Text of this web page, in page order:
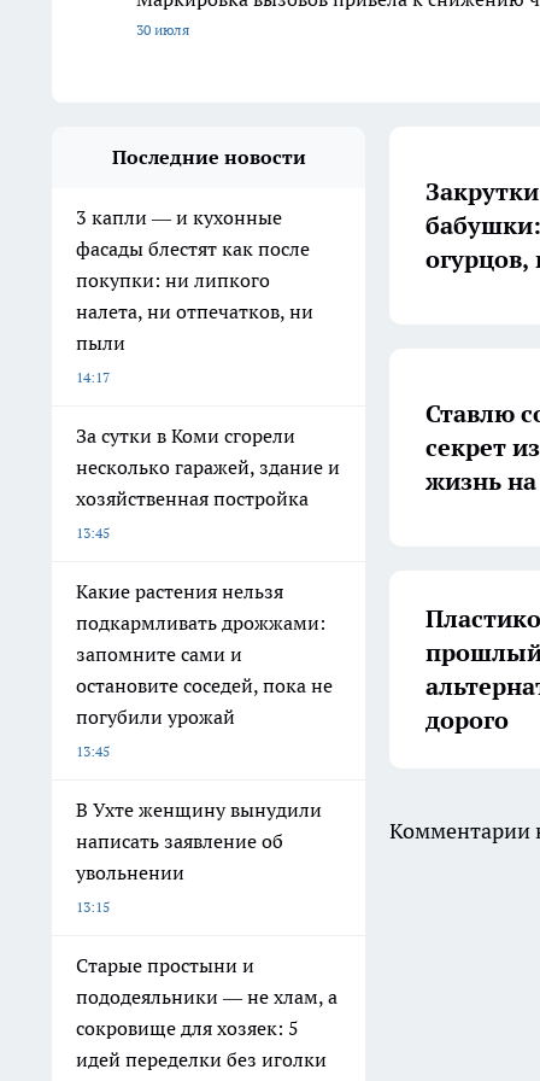
30 июля
Последние новости
3 капли — и кухонные
фасады блестят как после
покупки: ни липкого
налета, ни отпечатков, ни
пыли
14:17
За сутки в Коми сгорели
несколько гаражей, здание и
хозяйственная постройка
13:45
Какие растения нельзя
подкармливать дрожжами:
запомните сами и
остановите соседей, пока не
погубили урожай
13:45
В Ухте женщину вынудили
написать заявление об
увольнении
13:15
Старые простыни и
пододеяльники — не хлам, а
сокровище для хозяек: 5
идей переделки без иголки
бабушки:
Ставлю
секрет
жизнь
прошлый
дорого
Комментарии